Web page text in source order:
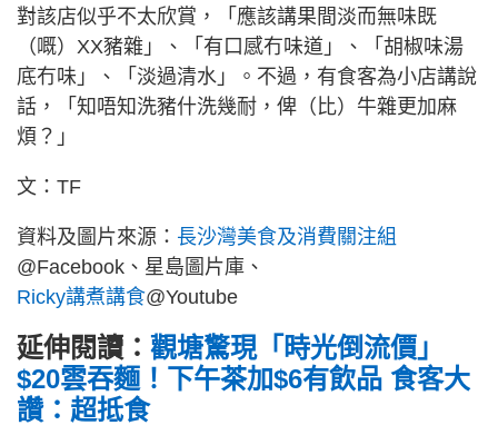
對該店似乎不太欣賞，「應該講果間淡而無味既
（嘅）XX豬雜」、「有口感冇味道」、「胡椒味湯
底冇味」、「淡過清水」。不過，有食客為小店講說
話，「知唔知洗豬什洗幾耐，俾（比）牛雜更加麻
煩？」
文：TF
資料及圖片來源： 長沙灣美食及消費關注組
@Facebook、星島圖片庫、
Ricky講煮講食@Youtube
延伸閱讀： 觀塘驚現「時光倒流價」
$20雲吞麵！下午茶加$6有飲品 食客大
讚：超抵食